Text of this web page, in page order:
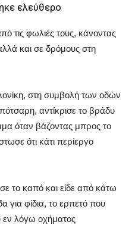
ελεύθερο
τις φωλιές τους, κάνοντας
και σε δρόμους στη
στη συμβολή των οδών
αντίκρισε το βράδυ
όταν βάζοντας μπρος το
ότι κάτι περίεργο
το καπό και είδε από κάτω
για φίδια, το ερπετό που
εν λόγω οχήματος